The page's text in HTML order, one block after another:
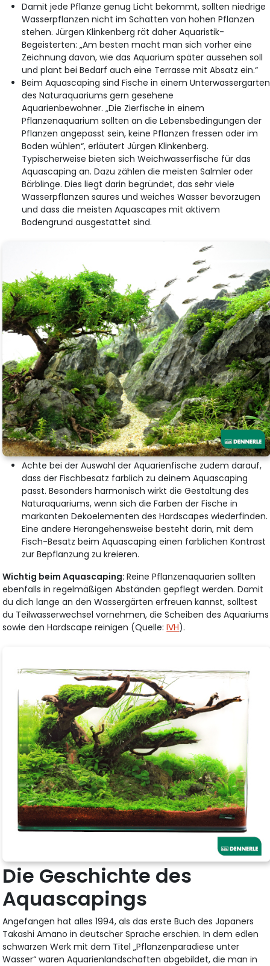
Damit jede Pflanze genug Licht bekommt, sollten niedrige
Wasserpflanzen nicht im Schatten von hohen Pflanzen
stehen. Jürgen Klinkenberg rät daher Aquaristik-
Begeisterten: „Am besten macht man sich vorher eine
Zeichnung davon, wie das Aquarium später aussehen soll
und plant bei Bedarf auch eine Terrasse mit Absatz ein.“
Beim Aquascaping sind Fische in einem Unterwassergarten
des Naturaquariums gern gesehene
Aquarienbewohner. „Die Zierfische in einem
Pflanzenaquarium sollten an die Lebensbedingungen der
Pflanzen angepasst sein, keine Pflanzen fressen oder im
Boden wühlen“, erläutert Jürgen Klinkenberg.
Typischerweise bieten sich Weichwasserfische für das
Aquascaping an. Dazu zählen die meisten Salmler oder
Bärblinge. Dies liegt darin begründet, das sehr viele
Wasserpflanzen saures und weiches Wasser bevorzugen
und dass die meisten Aquascapes mit aktivem
Bodengrund ausgestattet sind.
Achte bei der Auswahl der Aquarienfische zudem darauf,
dass der Fischbesatz farblich zu deinem Aquascaping
passt. Besonders harmonisch wirkt die Gestaltung des
Naturaquariums, wenn sich die Farben der Fische in
markanten Dekoelementen des Hardscapes wiederfinden.
Eine andere Herangehensweise besteht darin, mit dem
Fisch-Besatz beim Aquascaping einen farblichen Kontrast
zur Bepflanzung zu kreieren.
Wichtig beim Aquascaping:Reine Pflanzenaquarien sollten
ebenfalls in regelmäßigen Abständen gepflegt werden. Damit
du dich lange an den Wassergärten erfreuen kannst, solltest
du Teilwasserwechsel vornehmen, die Scheiben des Aquariums
sowie den Hardscape reinigen (Quelle:IVH).
Die Geschichte des
Aquascapings
Angefangen hat alles 1994, als das erste Buch des Japaners
Takashi Amano in deutscher Sprache erschien. In dem edlen
schwarzen Werk mit dem Titel „Pflanzenparadiese unter
Wasser“ waren Aquarienlandschaften abgebildet, die man in